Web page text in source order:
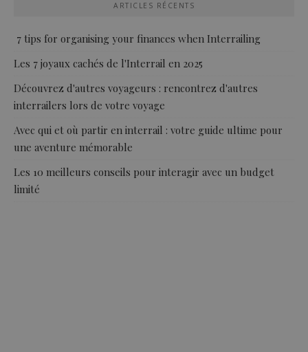
ARTICLES RÉCENTS
7 tips for organising your finances when Interrailing
Les 7 joyaux cachés de l'Interrail en 2025
Découvrez d'autres voyageurs : rencontrez d'autres
interrailers lors de votre voyage
Avec qui et où partir en interrail : votre guide ultime pour
une aventure mémorable
Les 10 meilleurs conseils pour interagir avec un budget
limité